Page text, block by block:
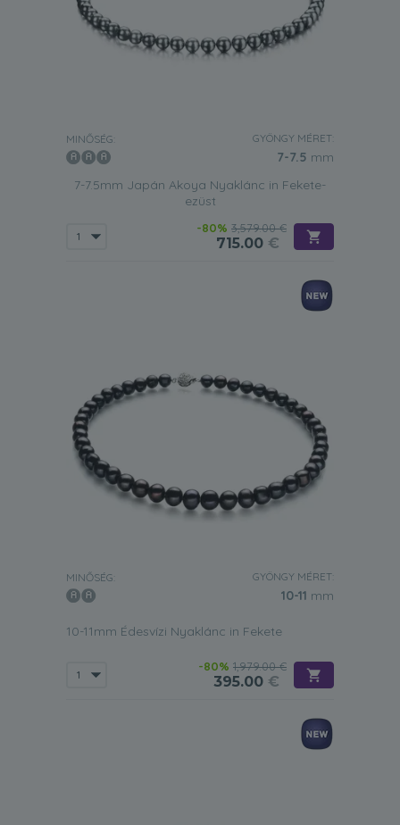
MINŐSÉG: GYÖNGY MÉRET:
7-7.5 mm
7-7.5mm Japán Akoya Nyaklánc in Fekete-
ezüst
-80% 3,579.00 €
715.00 €
MINŐSÉG: GYÖNGY MÉRET:
10-11 mm
10-11mm Édesvízi Nyaklánc in Fekete
-80% 1,979.00 €
395.00 €